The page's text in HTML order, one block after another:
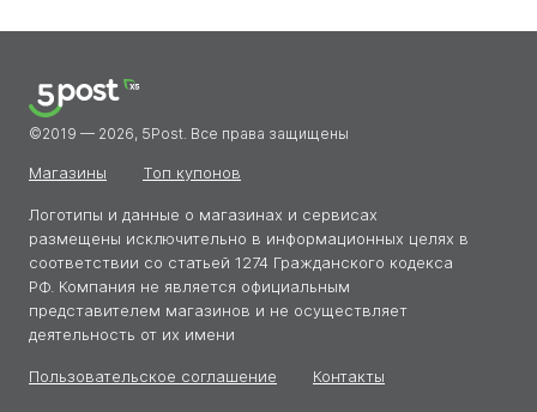
©2019 — 2026, 5Post. Все права защищены
Магазины Топ купонов
Логотипы и данные о магазинах и сервисах
размещены исключительно в информационных целях в
соответствии со статьей 1274 Гражданского кодекса
РФ. Компания не является официальным
представителем магазинов и не осуществляет
деятельность от их имени
Пользовательское соглашение Контакты